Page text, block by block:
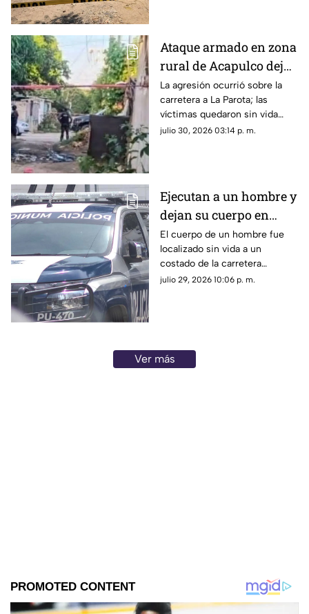
Ataque armado en zona
rural de Acapulco deja
dos hombres muertos
La agresión ocurrió sobre la
carretera a La Parota; las
víctimas quedaron sin vida
dentro de un local de comida.
julio 30, 2026 03:14 p. m.
Ejecutan a un hombre y
dejan su cuerpo en
carretera de
Zihuatanejo
El cuerpo de un hombre fue
localizado sin vida a un
costado de la carretera
Zihuatanejo-Lázaro Cárdenas;
julio 29, 2026 10:06 p. m.
Ver más